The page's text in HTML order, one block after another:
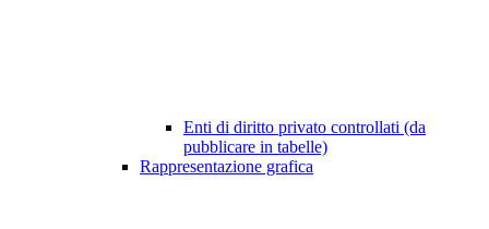
Enti di diritto privato controllati (da
pubblicare in tabelle)
Rappresentazione grafica